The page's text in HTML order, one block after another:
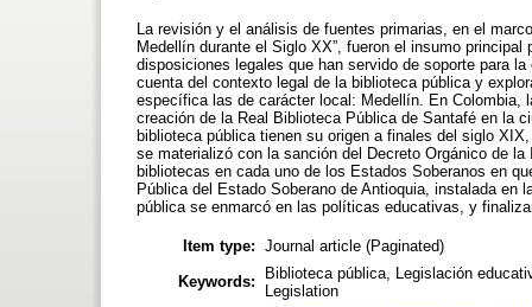
La revisión y el análisis de fuentes primarias, en el
Medellín durante el Siglo XX”, fueron el insumo
disposiciones legales que han servido de soporte para
cuenta del contexto legal de la biblioteca pública y
específica las de carácter local: Medellín. En Colombia,
creación de la Real Biblioteca Pública de Santafé en la
biblioteca pública tienen su origen a finales del siglo
se materializó con la sanción del Decreto Orgánico de
bibliotecas en cada uno de los Estados Soberanos en
Pública del Estado Soberano de Antioquia, instalada
pública se enmarcó en las políticas educativas, y
Item type: Journal article (Paginated)
Keywords:
Biblioteca pública, Legislación
Legislation